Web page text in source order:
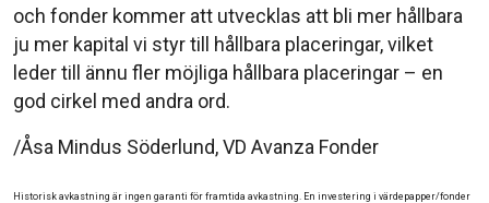
och fonder kommer att utvecklas att bli mer hållbara
ju mer kapital vi styr till hållbara placeringar, vilket
leder till ännu fler möjliga hållbara placeringar – en
god cirkel med andra ord.
/Åsa Mindus Söderlund, VD Avanza Fonder
Historisk avkastning är ingen garanti för framtida avkastning. En investering i värdepapper/fonder